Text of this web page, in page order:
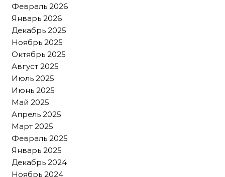
Февраль 2026
Январь 2026
Декабрь 2025
Ноябрь 2025
Октябрь 2025
Август 2025
Июль 2025
Июнь 2025
Май 2025
Апрель 2025
Март 2025
Февраль 2025
Январь 2025
Декабрь 2024
Ноябрь 2024